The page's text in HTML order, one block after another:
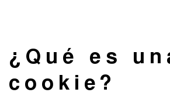
¿Qué es
cookie?